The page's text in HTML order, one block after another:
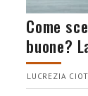
Come
buone?
LUCREZIA